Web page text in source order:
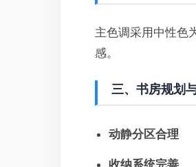
主色调采用中性色
感。
三、书房规划
动静分区合理
收纳系统完善